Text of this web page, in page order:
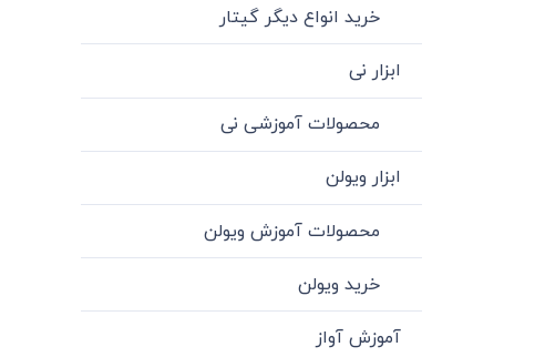
خرید انواع دیگر گیتار
ابزار نی
محصولات آموزشی نی
ابزار ویولن
محصولات آموزش ویولن
خرید ویولن
آموزش آواز